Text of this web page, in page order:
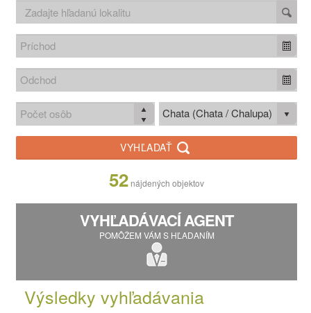
Chata (Chata / Chalupa)
VYHĽADAŤ
52 nájdených objektov
VYHĽADÁVACÍ AGENT
POMÔŽEM VÁM S HĽADANÍM
Výsledky vyhľadávania